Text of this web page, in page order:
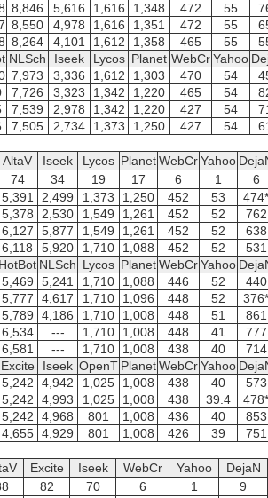
8,846 5,616 1,616 1,348 472 55
8,550 4,978 1,616 1,351 472 55
8,264 4,101 1,612 1,358 465 55
NLSch Iseek Lycos Planet WebCrYahoo
7,973 3,336 1,612 1,303 470 54
7,726 3,323 1,342 1,220 465 54
7,539 2,978 1,342 1,220 427 54
7,505 2,734 1,373 1,250 427 54
AltaV Iseek Lycos PlanetWebCrYahoo
74 34 19 17 6 1
6
5,391 2,499 1,373 1,250 452 53
474*
5,378 2,530 1,549 1,261 452 52
762
6,127 5,877 1,549 1,261 452 52
638
6,118 5,920 1,710 1,088 452 52
531
HotBot NLSch Lycos PlanetWebCrYahoo
5,469 5,241 1,710 1,088 446 52
440
5,777 4,617 1,710 1,096 448 52
376*
5,789 4,186 1,710 1,008 448 51
861
6,534 --- 1,710 1,008 448 41
777
6,581 --- 1,710 1,008 438 40
714
Excite Iseek OpenT PlanetWebCrYahoo
5,242 4,942 1,025 1,008 438 40
573
5,242 4,993 1,025 1,008 438 39.4
478*
5,242 4,968 801 1,008 436 40
853
4,655 4,929 801 1,008 426 39 751
Excite Iseek WebCr Yahoo
DejaN
82 70 6 1
9